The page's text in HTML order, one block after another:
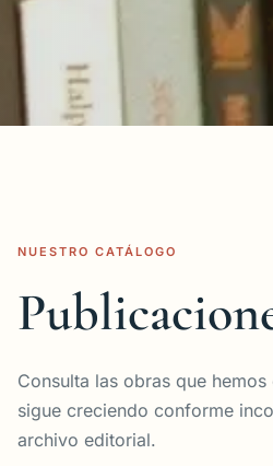
NUESTRO CATÁLOGO
Consulta las obras que
sigue creciendo conforme
archivo editorial.